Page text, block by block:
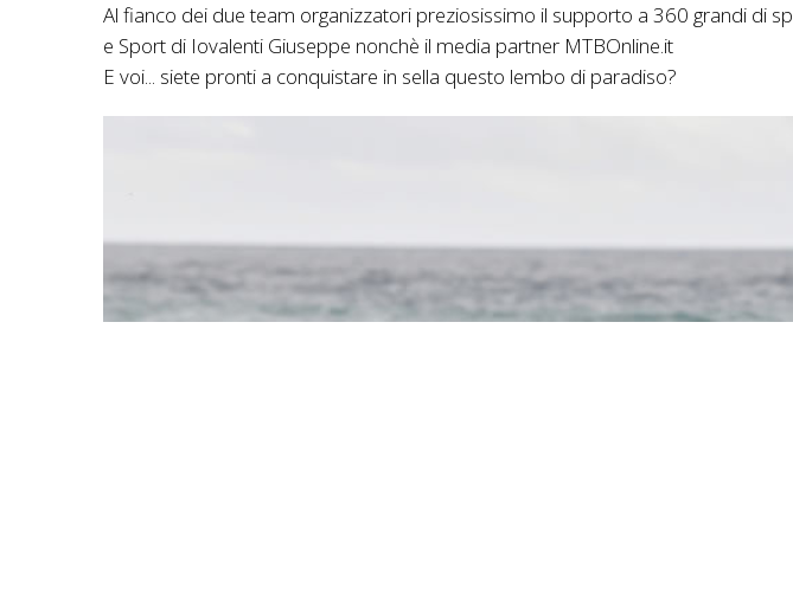
Al fianco dei due team organizzatori preziosissimo il supporto a 360 grandi di
e Sport di Iovalenti Giuseppe nonchè il media partner MTBOnline.it
E voi... siete pronti a conquistare in sella questo lembo di paradiso?